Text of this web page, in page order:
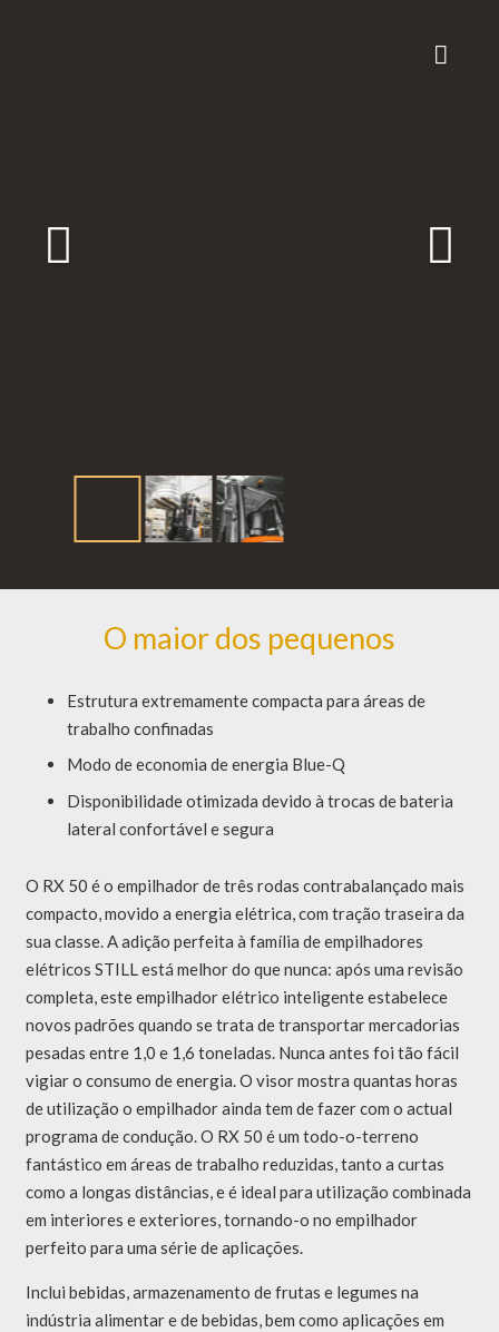
O maior dos pequenos
Estrutura extremamente compacta para áreas de
trabalho confinadas
Modo de economia de energia Blue-Q
Disponibilidade otimizada devido à trocas de bateria
lateral confortável e segura
O RX 50 é o empilhador de três rodas contrabalançado mais
compacto, movido a energia elétrica, com tração traseira da
sua classe. A adição perfeita à família de empilhadores
elétricos STILL está melhor do que nunca: após uma revisão
completa, este empilhador elétrico inteligente estabelece
novos padrões quando se trata de transportar mercadorias
pesadas entre 1,0 e 1,6 toneladas. Nunca antes foi tão fácil
vigiar o consumo de energia. O visor mostra quantas horas
de utilização o empilhador ainda tem de fazer com o actual
programa de condução. O RX 50 é um todo-o-terreno
fantástico em áreas de trabalho reduzidas, tanto a curtas
como a longas distâncias, e é ideal para utilização combinada
em interiores e exteriores, tornando-o no empilhador
perfeito para uma série de aplicações.
Inclui bebidas, armazenamento de frutas e legumes na
indústria alimentar e de bebidas, bem como aplicações em